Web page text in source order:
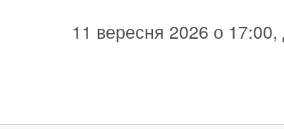
11 вересня 2026 о